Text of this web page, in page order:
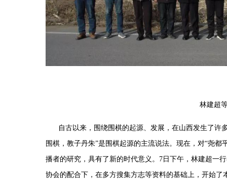
林建超
自古以来，围绕围棋的起源、发展，在山西发生了
围棋，教子丹朱”是围棋起源的主流说法。现在，对“尧都
播者的研究，具有了新的时代意义。 7 日下午，林建超一
协会的配合下，在多方搜集方志等资料的基础上，开始了